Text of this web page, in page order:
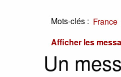
Mots-clés : France
Afficher les
Un